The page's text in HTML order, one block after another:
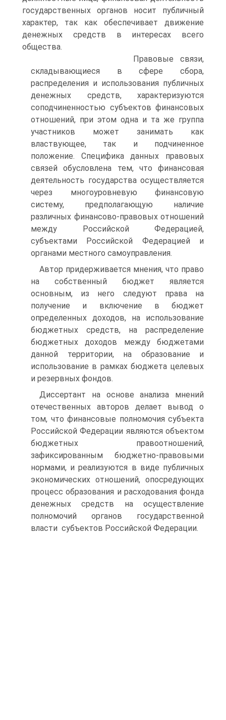
государственных органов носит публичный
характер, так как обеспечивает движение
денежных средств в интересах всего
общества.
Правовые связи,
складывающиеся в сфере сбора,
распределения и использования публичных
денежных средств, характеризуются
соподчиненностью субъектов финансовых
отношений, при этом одна и та же группа
участников может занимать как
властвующее, так и подчиненное
положение. Специфика данных правовых
связей обусловлена тем, что финансовая
деятельность государства осуществляется
через многоуровневую финансовую
систему, предполагающую наличие
различных финансово-правовых отношений
между Российской Федерацией,
субъектами Российской Федерацией и
органами местного самоуправления.
Автор придерживается мнения, что право
на собственный бюджет является
основным, из него следуют права на
получение и включение в бюджет
определенных доходов, на использование
бюджетных средств, на распределение
бюджетных доходов между бюджетами
данной территории, на образование и
использование в рамках бюджета целевых
и резервных фондов.
Диссертант на основе анализа мнений
отечественных авторов делает вывод о
том, что финансовые полномочия субъекта
Российской Федерации являются объектом
бюджетных правоотношений,
зафиксированным бюджетно-правовыми
нормами, и реализуются в виде публичных
экономических отношений, опосредующих
процесс образования и расходования фонда
денежных средств на осуществление
полномочий органов государственной
власти субъектов Российской Федерации.